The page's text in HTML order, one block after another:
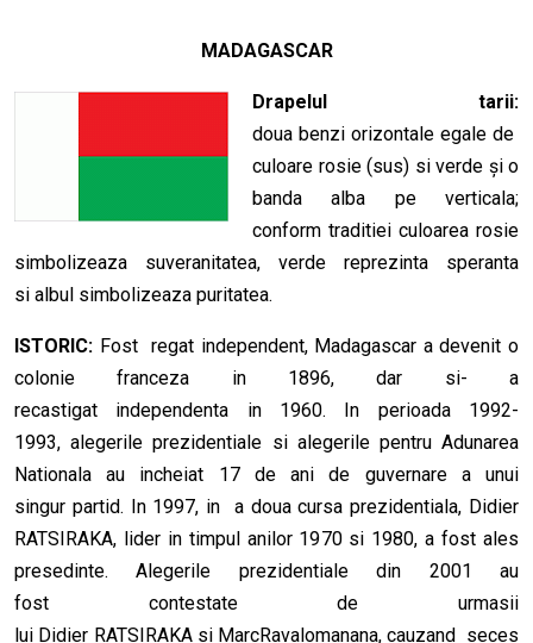
MADAGASCAR
Drapelul tarii:
doua benzi orizontale egale de
culoare rosie (sus) si verde și o
banda alba pe verticala;
conform traditiei culoarea rosie
simbolizeaza suveranitatea, verde reprezinta speranta
si albul simbolizeaza puritatea.
ISTORIC: Fost regat independent, Madagascar a devenit o
colonie franceza in 1896, dar si- a
recastigat independenta in 1960. In perioada 1992-
1993, alegerile prezidentiale si alegerile pentru Adunarea
Nationala au incheiat 17 de ani de guvernare a unui
singur partid. In 1997, in a doua cursa prezidentiala, Didier
RATSIRAKA, lider in timpul anilor 1970 si 1980, a fost ales
presedinte. Alegerile prezidentiale din 2001 au
fost contestate de urmasii
lui Didier RATSIRAKA si MarcRavalomanana, cauzand seces